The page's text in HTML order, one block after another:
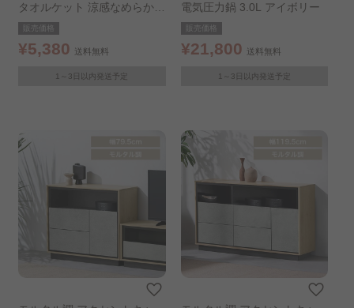
タオルケット 涼感なめらかレ
ーヨン シングル ベージュ
販売価格
¥5,380 送料無料
1～3日以内発送予定
電気圧力鍋 3.0L アイボリー
販売価格
¥21,800 送料無料
1～3日以内発送予定